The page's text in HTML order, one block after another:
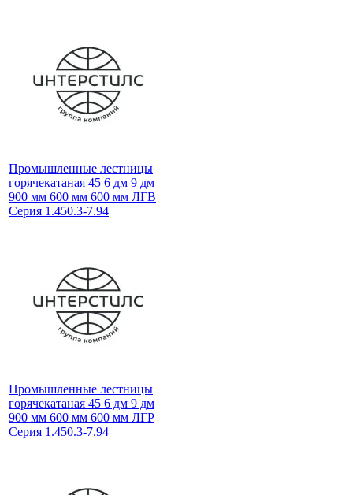
Промышленные лестницы
горячекатаная 45 6 дм 9 дм
900 мм 600 мм 600 мм ЛГВ
Серия 1.450.3-7.94
Промышленные лестницы
горячекатаная 45 6 дм 9 дм
900 мм 600 мм 600 мм ЛГР
Серия 1.450.3-7.94